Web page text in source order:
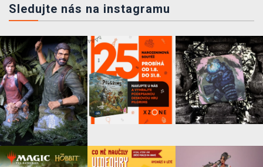
Sledujte nás na instagramu